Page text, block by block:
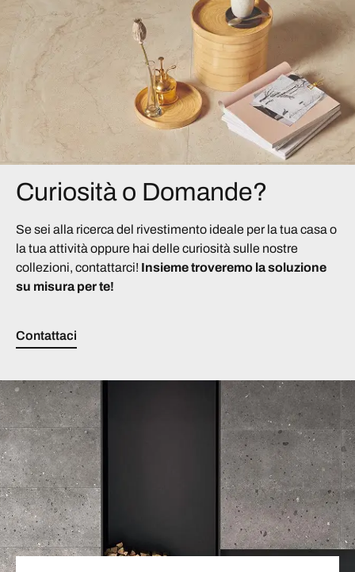
Curiosità o Domande?
Se sei alla ricerca del rivestimento ideale per la tua casa o
la tua attività oppure hai delle curiosità sulle nostre
collezioni, contattarci! Insieme troveremo la soluzione
su misura per te!
Contattaci